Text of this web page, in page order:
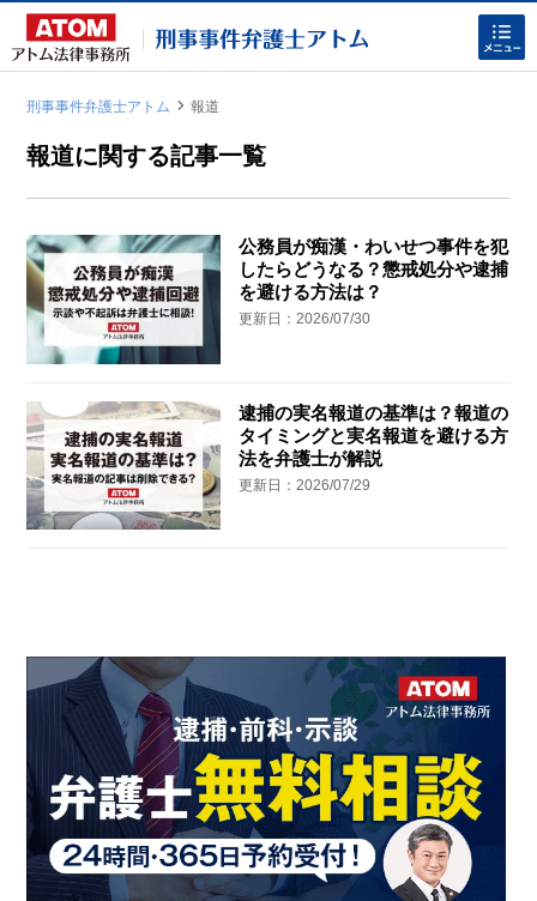
ホームに戻る
刑事事件の無料相談
家族が逮捕された方はこちら
弁護士紹介
弁護士費用
アクセス
解決実績
刑事事件弁護士アトム |報道
報道に関する記事一覧
公務員が痴漢・わいせつ事件を犯
したらどうなる？懲戒処分や逮捕
を避ける方法は？
更新日：2026/07/30
逮捕の実名報道の基準は？報道の
タイミングと実名報道を避ける方
法を弁護士が解説
更新日：2026/07/29